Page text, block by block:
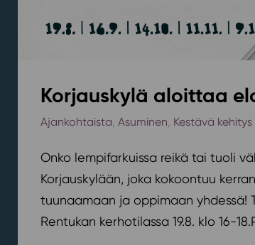
Korjauskylä aloittaa
Ajankohtaista, Asuminen, Kestävä kehitys
Onko lempifarkuissa reikä tai tuoli
Korjauskylään, joka kokoontuu
tuunaamaan ja oppimaan yhdessä!
Rentukan kerhotilassa 19.8. klo 16-